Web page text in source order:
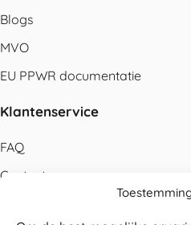
Blogs
MVO
EU PPWR documentatie
Klantenservice
FAQ
Contact